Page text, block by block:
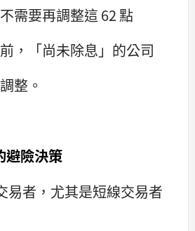
需要再調整這 62 點
，「尚未除息」的公司
整。
避險決策
易者，尤其是短線交易者